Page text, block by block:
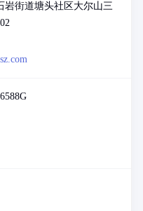
岩街道塘头社区大尔山三